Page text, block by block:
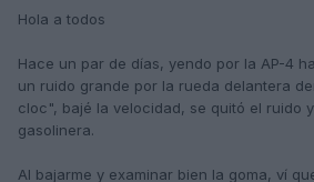
Hola a todos
Hace un par de días, yendo por la AP-4
un ruido grande por la rueda delantera
cloc", bajé la velocidad, se quitó el ruido
gasolinera.
Al bajarme y examinar bien la goma, ví